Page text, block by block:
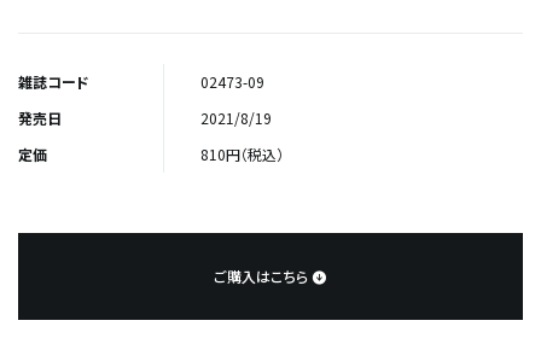
雑誌コード
02473-09
発売日
2021/8/19
定価
810円（税込）
ご購入はこちら